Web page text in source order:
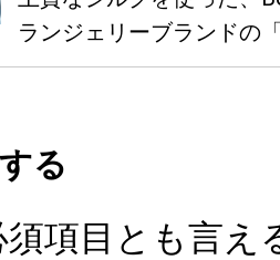
ランジェリーブランドの
る
項目とも言え